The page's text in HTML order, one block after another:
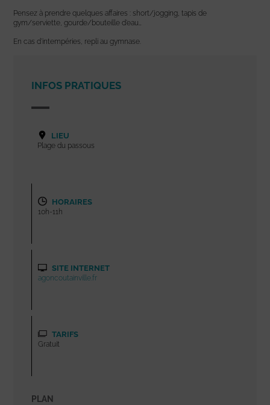
Pensez à prendre quelques affaires : short/jogging, tapis de
gym/serviette, gourde/bouteille d’eau…
En cas d’intempéries, repli au gymnase.
INFOS PRATIQUES
LIEU
Plage du passous
HORAIRES
10h-11h
SITE INTERNET
agoncoutainville.fr
TARIFS
Gratuit
PLAN